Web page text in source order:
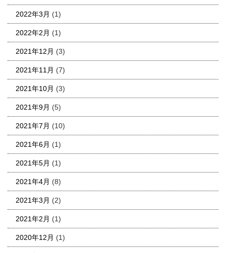
2022年3月 (1)
2022年2月 (1)
2021年12月 (3)
2021年11月 (7)
2021年10月 (3)
2021年9月 (5)
2021年7月 (10)
2021年6月 (1)
2021年5月 (1)
2021年4月 (8)
2021年3月 (2)
2021年2月 (1)
2020年12月 (1)